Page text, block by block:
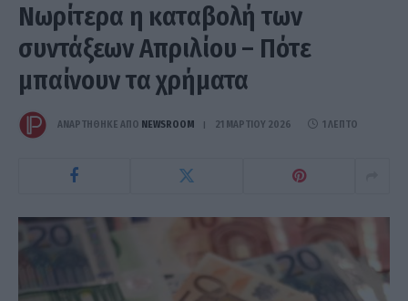
Νωρίτερα η καταβολή των
συντάξεων Απριλίου – Πότε
μπαίνουν τα χρήματα
ΑΝΑΡΤΗΘΗΚΕ ΑΠΟ NEWSROOM 21 ΜΑΡΤΊΟΥ 2026 1 ΛΕΠΤΌ